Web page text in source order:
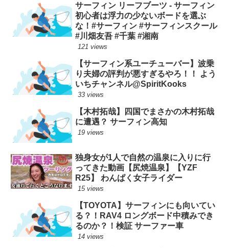
サーフィン リーフブーツ - サーフィン
初心者は浮力の少ないボードを選ぶ
な！#サーフィン #サーフィンスクール
#川畑友吾 #千葉 #湘南
121 views
【サーフィン系ユーチューバー】波乗
り夫婦の評判が悪すぎるやろ！！ よう
いちチャンネル@SpiritKooks
33 views
【木村拓哉】四国でまさかの木村拓哉
に遭遇？ サーフィン高知
19 views
独身女が1人で自然の温泉に入りに行
ってきた動画【尻焼温泉】【YZF
R25】 わんぱく女子ライダー
15 views
【TOYOTA】サーフィンにも向いてい
る？！RAV4 ロングボード中積みでき
るのか？！検証 サーファー車
14 views